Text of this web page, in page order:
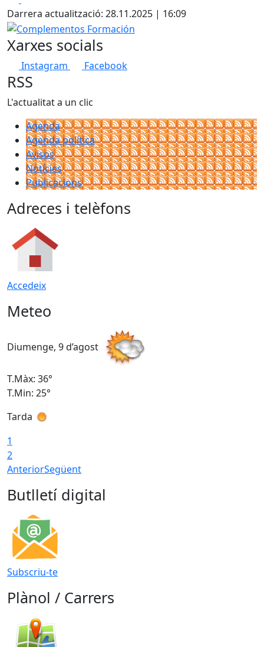
+
−
Darrera actualització: 28.11.2025 | 16:09
Complementos Formación
Xarxes socials
Instagram Facebook
RSS
L'actualitat a un clic
Agenda
Agenda política
Avisos
Notícies
Publicacions
Adreces i telèfons
Accedeix
Meteo
Diumenge, 9 d’agost
T.Màx: 36°
T.Min: 25°
Tarda
1
2
AnteriorSegüent
Butlletí digital
Subscriu-te
Plànol / Carrers